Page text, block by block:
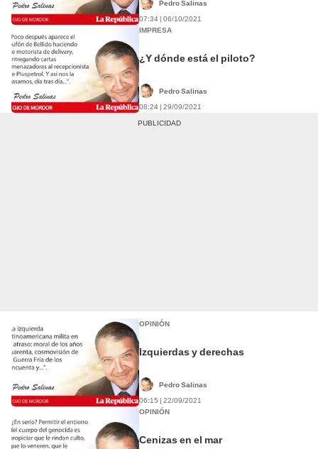
Pedro Salinas
07:34 | 06/10/2021
IMPRESA
¿Y dónde está el piloto?
Pedro Salinas
08:24 | 29/09/2021
OPINIÓN
Izquierdas y derechas
Pedro Salinas
06:15 | 22/09/2021
OPINIÓN
Cenizas en el mar